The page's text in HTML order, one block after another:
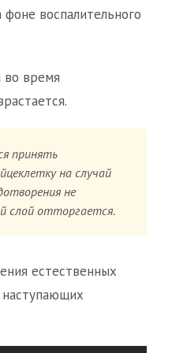
фоне воспалительного
во время
принять
на случай
не
слой отторгается.
естественных